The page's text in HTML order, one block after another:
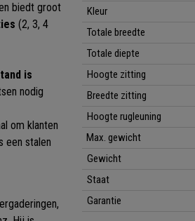
biedt groot
(2, 3, 4
is
nodig
om klanten
een stalen
Kleur
Totale breedte
Totale diepte
Hoogte zitting
Breedte zitting
Hoogte rugleuning
Max. gewicht
Gewicht
Staat
Garantie